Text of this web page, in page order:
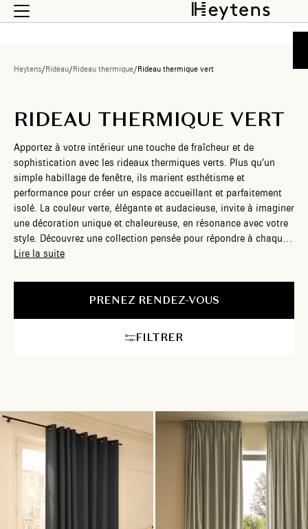
Heytens/Rideau/Rideau thermique/Rideau thermique vert
RIDEAU THERMIQUE VERT
Apportez à votre intérieur une touche de fraîcheur et de
sophistication avec les rideaux thermiques verts. Plus qu’un
simple habillage de fenêtre, ils marient esthétisme et
performance pour créer un espace accueillant et parfaitement
isolé. La couleur verte, élégante et audacieuse, invite à imaginer
une décoration unique et chaleureuse, en résonance avec votre
style. Découvrez une collection pensée pour répondre à chaque
besoin. Que vous cherchiez à embellir un salon cosy, une
h
Lire la suite
PRENEZ RENDEZ-VOUS
FILTRER